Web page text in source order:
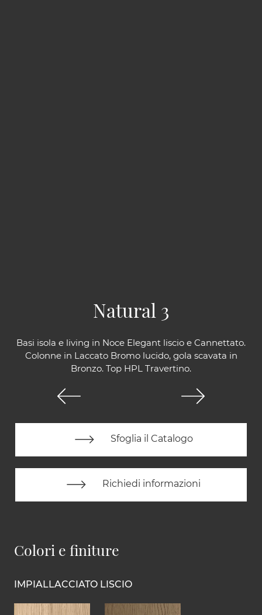
Basi isola e living in Noce Elegant liscio e Cannettato.
Colonne in Laccato Bromo lucido, gola scavata in
Bronzo. Top HPL Travertino.
Sfoglia il Catalogo
Richiedi informazioni
Natural 3
Colori e finiture
IMPIALLACCIATO LISCIO